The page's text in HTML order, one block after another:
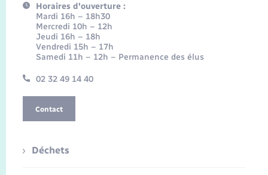
Horaires d'ouverture :
Mardi 16h – 18h30
Mercredi 10h – 12h
Jeudi 16h – 18h
Vendredi 15h – 17h
Samedi 11h – 12h – Permanence des élus
02 32 49 14 40
Contact
Déchets